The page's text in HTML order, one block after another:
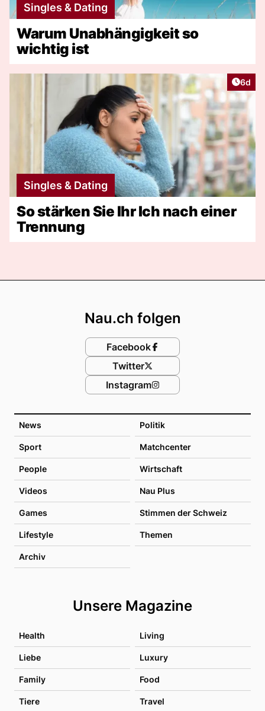
Singles & Dating
Warum Unabhängigkeit so
wichtig ist
6d
Singles & Dating
So stärken Sie Ihr Ich nach einer
Trennung
News Politik
Sport Matchcenter
People Wirtschaft
Videos Nau Plus
Games Stimmen der Schweiz
Lifestyle Themen
Archiv
Unsere Magazine
Health Living
Liebe Luxury
Family Food
Tiere Travel
Nau.ch folgen
Facebook
Twitter
Instagram